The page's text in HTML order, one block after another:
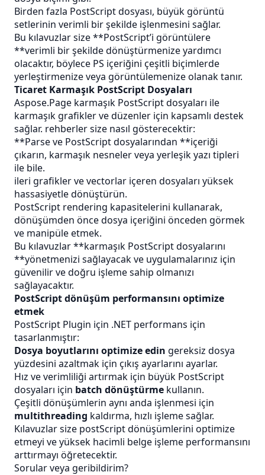
Birden fazla PostScript dosyası, büyük görüntü
setlerinin verimli bir şekilde işlenmesini sağlar.
Bu kılavuzlar size **PostScript’i görüntülere
**verimli bir şekilde dönüştürmenize yardımcı
olacaktır, böylece PS içeriğini çeşitli biçimlerde
yerleştirmenize veya görüntülemenize olanak tanır.
Ticaret Karmaşık PostScript Dosyaları
Aspose.Page karmaşık PostScript dosyaları ile
karmaşık grafikler ve düzenler için kapsamlı destek
sağlar. rehberler size nasıl gösterecektir:
**Parse ve PostScript dosyalarından **içeriği
çıkarın, karmaşık nesneler veya yerleşik yazı tipleri
ile bile.
ileri grafikler ve vectorlar içeren dosyaları yüksek
hassasiyetle dönüştürün.
PostScript rendering kapasitelerini kullanarak,
dönüşümden önce dosya içeriğini önceden görmek
ve manipüle etmek.
Bu kılavuzlar **karmaşık PostScript dosyalarını
**yönetmenizi sağlayacak ve uygulamalarınız için
güvenilir ve doğru işleme sahip olmanızı
sağlayacaktır.
PostScript dönüşüm performansını optimize
etmek
PostScript Plugin için .NET performans için
tasarlanmıştır:
Dosya boyutlarını optimize edin gereksiz dosya
yüzdesini azaltmak için çıkış ayarlarını ayarlar.
Hız ve verimliliği artırmak için büyük PostScript
dosyaları için batch dönüştürme kullanın.
Çeşitli dönüşümlerin aynı anda işlenmesi için
multithreading kaldırma, hızlı işleme sağlar.
Kılavuzlar size postScript dönüşümlerini optimize
etmeyi ve yüksek hacimli belge işleme performansını
arttırmayı öğretecektir.
Sorular veya geribildirim?